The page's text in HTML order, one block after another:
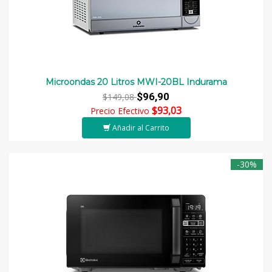
Microondas 20 Litros MWI-20BL Indurama
$149,08$96,90
Precio Efectivo $93,03
Añadir al Carrito
-30%